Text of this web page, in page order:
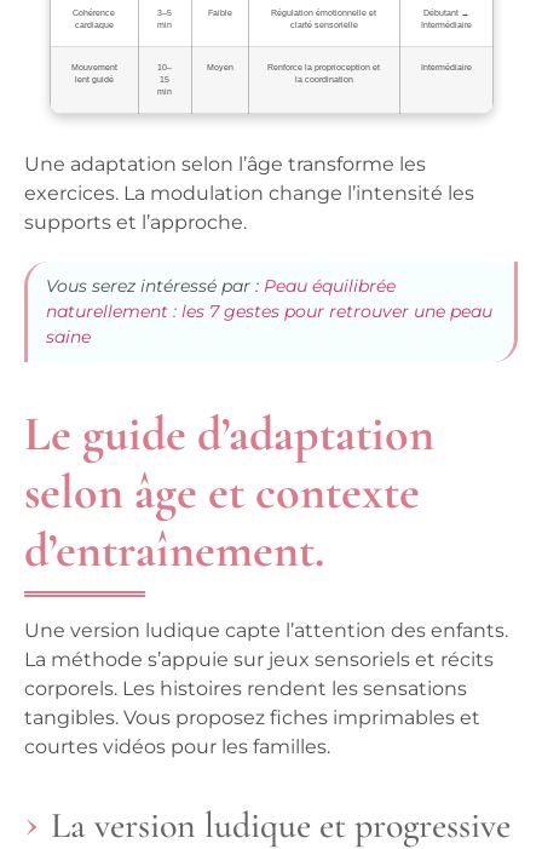
Cohérence
cardiaque
3–5
min
Faible
Régulation émotionnelle et
clarté sensorielle
Débutant →
Intermédiaire
Mouvement
lent guidé
10–
15
min
Moyen
Renforce la proprioception et
la coordination
Intermédiaire
Une adaptation selon l’âge transforme les
exercices. La modulation change l’intensité les
supports et l’approche.
Vous serez intéressé par : Peau équilibrée
naturellement : les 7 gestes pour retrouver une peau
saine
Le guide d’adaptation
selon âge et contexte
d’entraînement.
Une version ludique capte l’attention des enfants.
La méthode s’appuie sur jeux sensoriels et récits
corporels. Les histoires rendent les sensations
tangibles. Vous proposez fiches imprimables et
courtes vidéos pour les familles.
La version ludique et progressive